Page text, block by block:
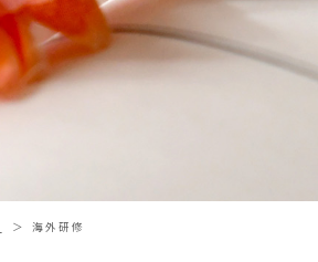
海外研修